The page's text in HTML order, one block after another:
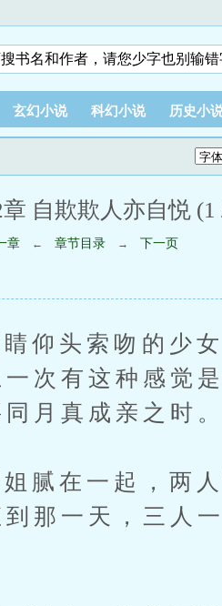
玄幻小说 科幻小说 历史小
自欺欺人亦自悦 (1
章 ← 章节目录 → 下一页
头索吻的少女
次有这种感觉
月真成亲之时。
在一起，两人
那一天，三人